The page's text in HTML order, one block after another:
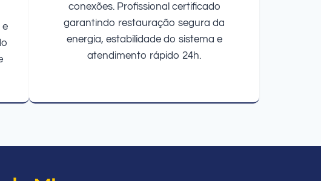
e
conexões. Profissional certificado
garantindo restauração segura da
energia, estabilidade do sistema e
atendimento rápido 24h.